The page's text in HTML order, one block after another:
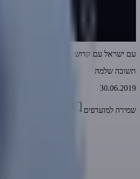
עם ישראל עם קדוש! רוצה לראות...?
תשובה שלמה
30.06.2019
שמירה למועדפים